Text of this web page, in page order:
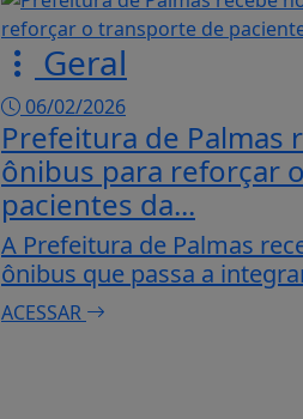
Geral
06/02/2026
Prefeitura de Palmas
ônibus para reforçar
pacientes da...
A Prefeitura de Palmas
ônibus que passa a
ACESSAR